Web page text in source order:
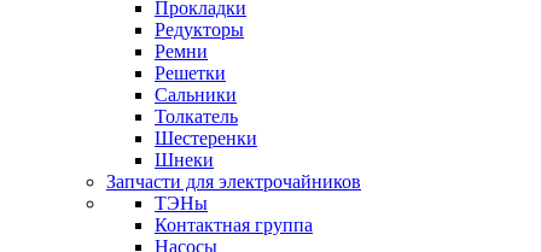
Прокладки
Редукторы
Ремни
Решетки
Сальники
Толкатель
Шестеренки
Шнеки
Запчасти для электрочайников
ТЭНы
Контактная группа
Насосы